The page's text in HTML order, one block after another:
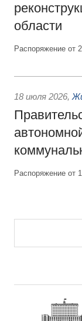
области
Распоряжение от
18 июля 2026,
Распоряжение от